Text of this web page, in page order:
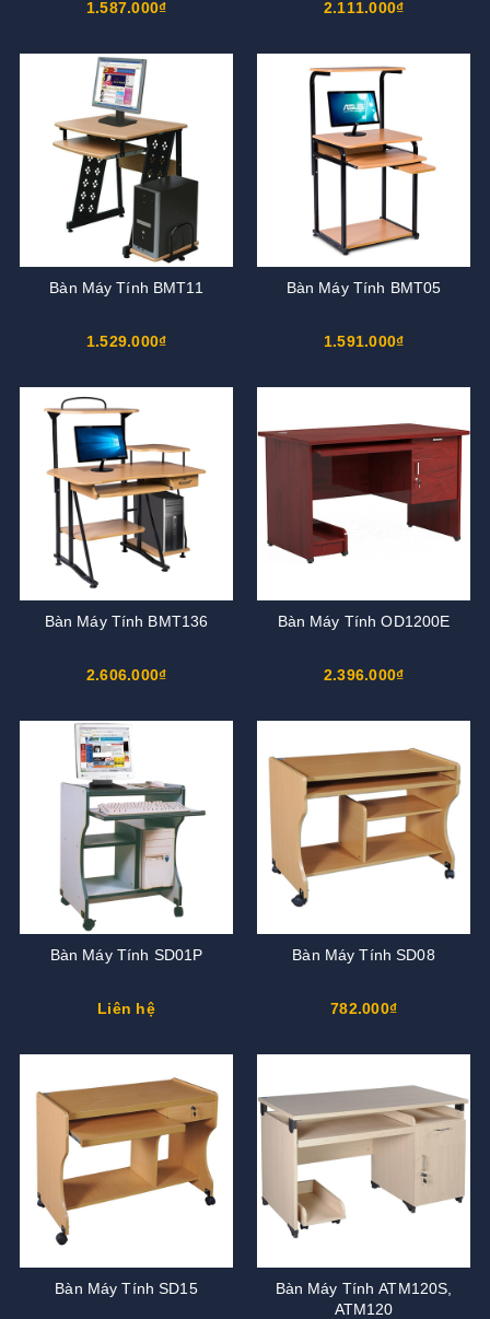
1.587.000₫ 2.111.000₫
Bàn Máy Tính BMT11
1.529.000₫
Bàn Máy Tính BMT05
1.591.000₫
Bàn Máy Tính BMT136
2.606.000₫
Bàn Máy Tính OD1200E
2.396.000₫
Bàn Máy Tính SD01P
Liên hệ
Bàn Máy Tính SD08
782.000₫
Bàn Máy Tính SD15
Bàn Máy Tính ATM120S,
ATM120